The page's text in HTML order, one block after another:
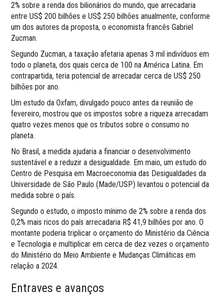
2% sobre a renda dos bilionários do mundo, que arrecadaria
entre US$ 200 bilhões e US$ 250 bilhões anualmente, conforme
um dos autores da proposta, o economista francês Gabriel
Zucman.
Segundo Zucman, a taxação afetaria apenas 3 mil indivíduos em
todo o planeta, dos quais cerca de 100 na América Latina. Em
contrapartida, teria potencial de arrecadar cerca de US$ 250
bilhões por ano.
Um estudo da Oxfam, divulgado pouco antes da reunião de
fevereiro, mostrou que os impostos sobre a riqueza arrecadam
quatro vezes menos que os tributos sobre o consumo no
planeta.
No Brasil, a medida ajudaria a financiar o desenvolvimento
sustentável e a reduzir a desigualdade. Em maio, um estudo do
Centro de Pesquisa em Macroeconomia das Desigualdades da
Universidade de São Paulo (Made/USP) levantou o potencial da
medida sobre o país.
Segundo o estudo, o imposto mínimo de 2% sobre a renda dos
0,2% mais ricos do país arrecadaria R$ 41,9 bilhões por ano. O
montante poderia triplicar o orçamento do Ministério da Ciência
e Tecnologia e multiplicar em cerca de dez vezes o orçamento
do Ministério do Meio Ambiente e Mudanças Climáticas em
relação a 2024.
Entraves e avanços